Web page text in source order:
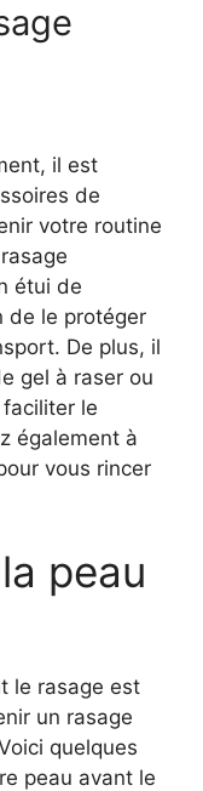
il est
de
votre routine
étui de
de le protéger
De plus, il
gel à raser ou
le
également à
vous rincer
peau
le rasage est
un rasage
quelques
peau avant le